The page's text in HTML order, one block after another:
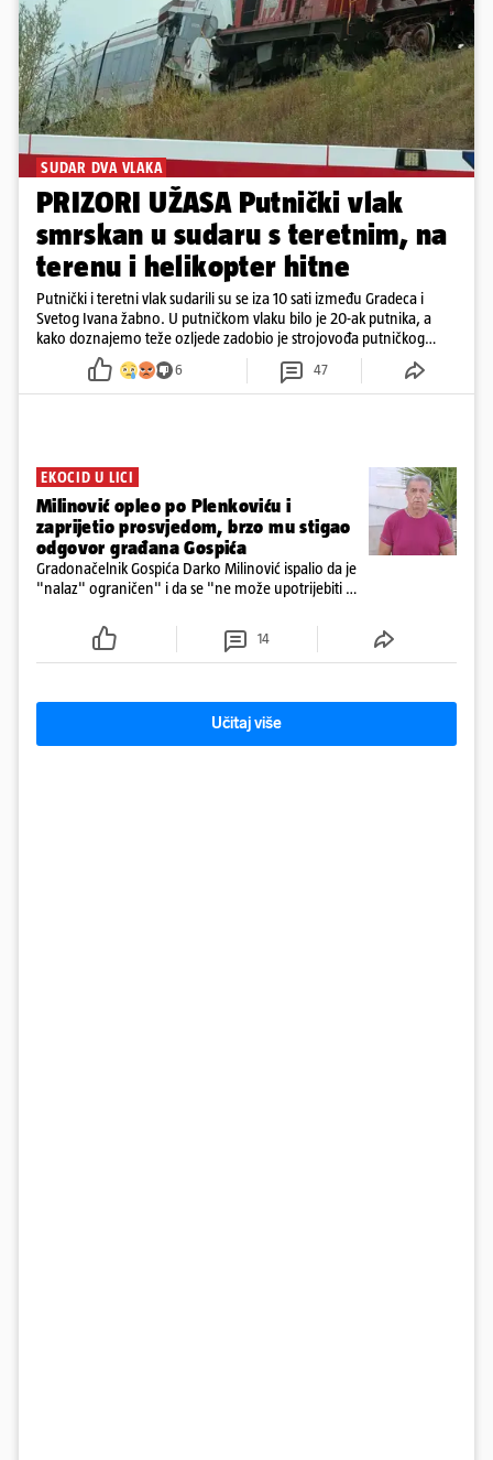
SUDAR DVA VLAKA
PRIZORI UŽASA Putnički vlak
smrskan u sudaru s teretnim, na
terenu i helikopter hitne
Putnički i teretni vlak sudarili su se iza 10 sati između Gradeca i
Svetog Ivana žabno. U putničkom vlaku bilo je 20-ak putnika, a
kako doznajemo teže ozljede zadobio je strojovođa putničkog
vlaka. Zatvoren je promet, a fotoreporteri Prigorskog objavili su
prve snimke s mjesta sudara
6 47
EKOCID U LICI
Milinović opleo po Plenkoviću i
zaprijetio prosvjedom, brzo mu stigao
odgovor građana Gospića
Gradonačelnik Gospića Darko Milinović ispalio da je
"nalaz" ograničen" i da se "ne može upotrijebiti za
ga je naručio Uskok i da je dio spisa
14
Učitaj više